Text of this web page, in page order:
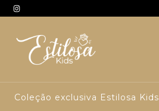
Coleção exclusiva Estilosa Kids